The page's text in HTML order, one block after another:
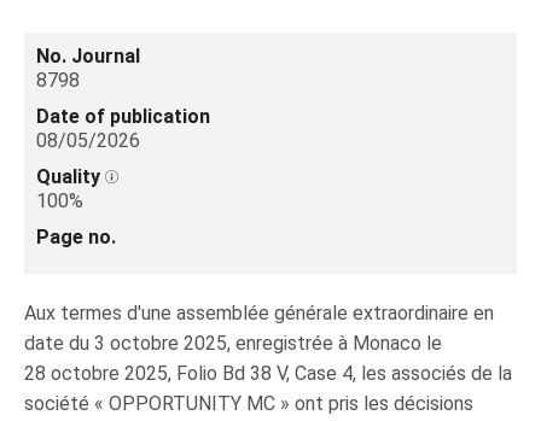
No. Journal
8798
Date of publication
08/05/2026
Quality
100%
Page no.
Aux termes d'une assemblée générale extraordinaire en
date du 3 octobre 2025, enregistrée à Monaco le
28 octobre 2025, Folio Bd 38 V, Case 4, les associés de la
société « OPPORTUNITY MC » ont pris les décisions